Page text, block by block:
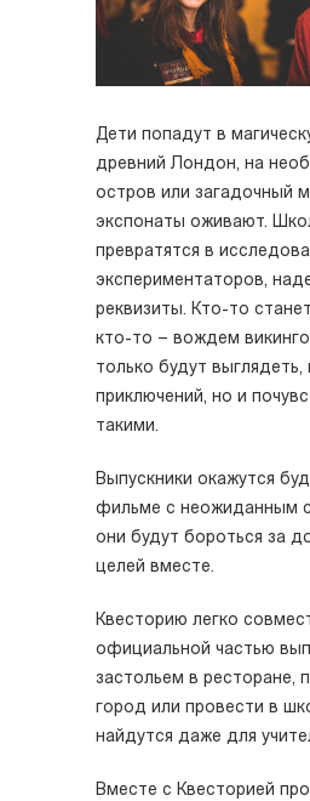
Дети попадут в
древний Лондон, на
остров или загадочный
экспонаты оживают.
превратятся в
экспериментаторов,
реквизиты. Кто-то
кто-то – вождем
только будут выглядеть,
приключений, но и
такими.
Выпускники окажутся
фильме с неожиданным
они будут бороться за
целей вместе.
Квесторию легко
официальной частью
застольем в ресторане,
город или провести в
найдутся даже для
Вместе с Квесторией